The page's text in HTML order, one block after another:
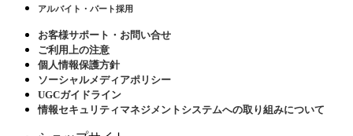
アルバイト・パート採用
お客様サポート・お問い合せ
ご利用上の注意
個人情報保護方針
ソーシャルメディアポリシー
UGCガイドライン
情報セキュリティマネジメントシステムへの取り組みについて